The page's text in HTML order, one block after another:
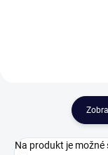
Na produkt je